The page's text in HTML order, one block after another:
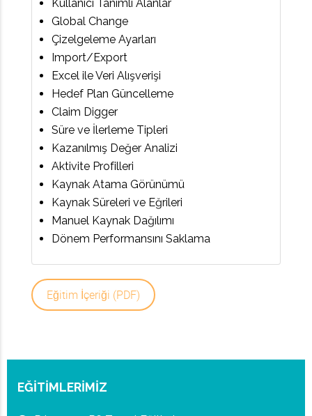
Kullanıcı Tanımlı Alanlar
Global Change
Çizelgeleme Ayarları
Import/Export
Excel ile Veri Alışverişi
Hedef Plan Güncelleme
Claim Digger
Süre ve İlerleme Tipleri
Kazanılmış Değer Analizi
Aktivite Profilleri
Kaynak Atama Görünümü
Kaynak Süreleri ve Eğrileri
Manuel Kaynak Dağılımı
Dönem Performansını Saklama
Eğitim İçeriği (PDF)
EĞİTİMLERİMİZ